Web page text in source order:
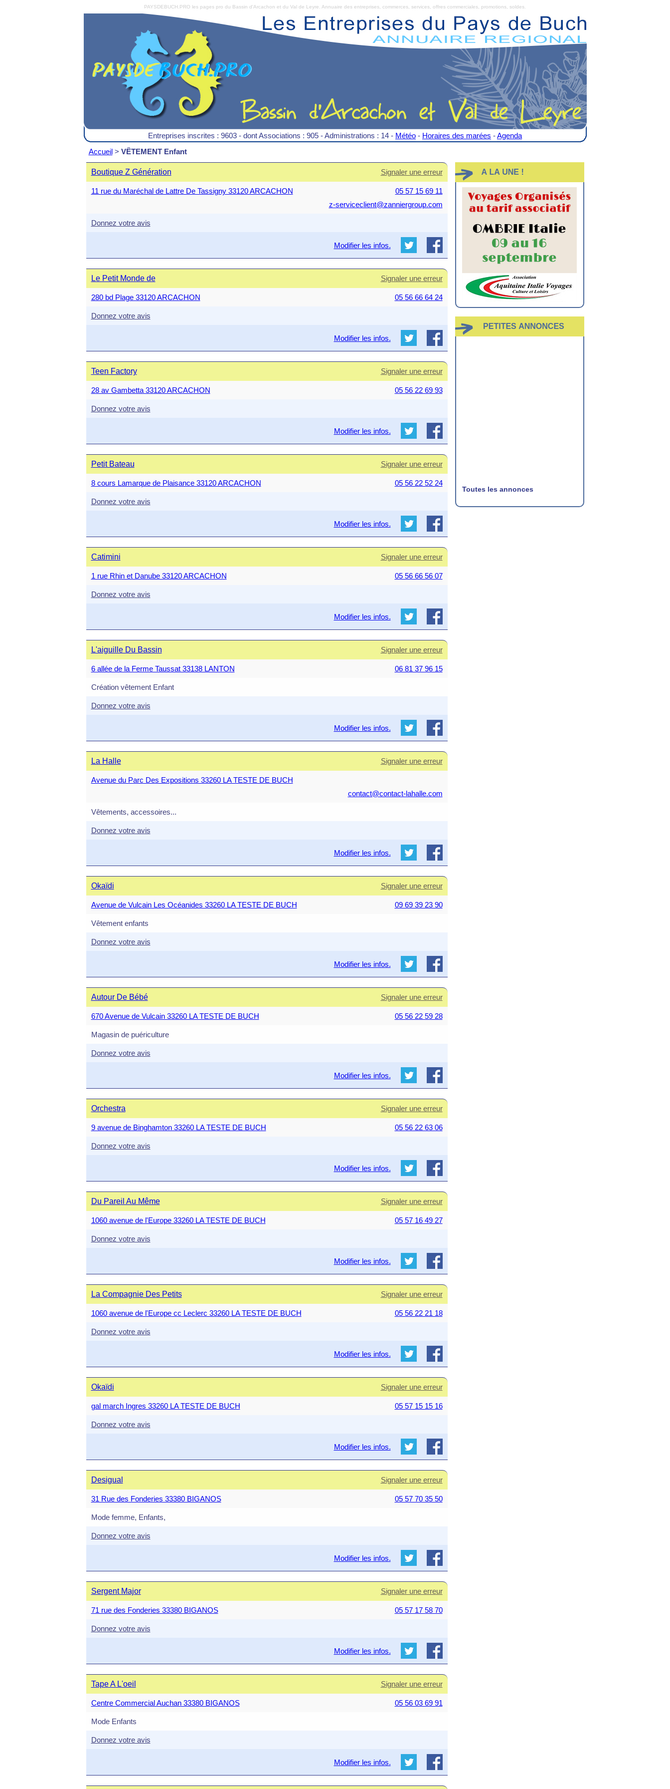
PAYSDEBUCH.PRO les pages pro du Bassin d'Arcachon et du Val de Leyre. Annuaire des entreprises, commerces, services, offres commerciales, promotions, soldes.
Entreprises inscrites : 9603 - dont Associations : 905 - Administrations : 14 - Météo - Horaires des marées -Agenda
Accueil> VÊTEMENT Enfant
Boutique Z Génération Signaler une erreur
11 rue du Maréchal de Lattre De Tassigny 33120 ARCACHON
05 57 15 69 11
z-serviceclient@zanniergroup.com
Donnez votre avis
Modifier les infos.
Le Petit Monde de Signaler une erreur
280 bd Plage 33120 ARCACHON 05 56 66 64 24
Donnez votre avis
Modifier les infos.
Teen Factory Signaler une erreur
28 av Gambetta 33120 ARCACHON 05 56 22 69 93
Donnez votre avis
Modifier les infos.
Petit Bateau Signaler une erreur
8 cours Lamarque de Plaisance 33120 ARCACHON 05 56 22 52 24
Donnez votre avis
Modifier les infos.
Catimini Signaler une erreur
1 rue Rhin et Danube 33120 ARCACHON 05 56 66 56 07
Donnez votre avis
Modifier les infos.
L'aiguille Du Bassin Signaler une erreur
6 allée de la Ferme Taussat 33138 LANTON 06 81 37 96 15
Création vêtement Enfant
Donnez votre avis
Modifier les infos.
La Halle Signaler une erreur
Avenue du Parc Des Expositions 33260 LA TESTE DE BUCH
contact@contact-lahalle.com
Vêtements, accessoires...
Donnez votre avis
Modifier les infos.
Okaïdi Signaler une erreur
Avenue de Vulcain Les Océanides 33260 LA TESTE DE BUCH 09 69 39 23 90
Vêtement enfants
Donnez votre avis
Modifier les infos.
Autour De Bébé Signaler une erreur
670 Avenue de Vulcain 33260 LA TESTE DE BUCH 05 56 22 59 28
Magasin de puériculture
Donnez votre avis
Modifier les infos.
Orchestra Signaler une erreur
9 avenue de Binghamton 33260 LA TESTE DE BUCH 05 56 22 63 06
Donnez votre avis
Modifier les infos.
Du Pareil Au Même Signaler une erreur
1060 avenue de l'Europe 33260 LA TESTE DE BUCH 05 57 16 49 27
Donnez votre avis
Modifier les infos.
La Compagnie Des Petits Signaler une erreur
1060 avenue de l'Europe cc Leclerc 33260 LA TESTE DE BUCH 05 56 22 21 18
Donnez votre avis
Modifier les infos.
Okaïdi Signaler une erreur
gal march Ingres 33260 LA TESTE DE BUCH 05 57 15 15 16
Donnez votre avis
Modifier les infos.
Desigual Signaler une erreur
31 Rue des Fonderies 33380 BIGANOS 05 57 70 35 50
Mode femme, Enfants,
Donnez votre avis
Modifier les infos.
Sergent Major Signaler une erreur
71 rue des Fonderies 33380 BIGANOS 05 57 17 58 70
Donnez votre avis
Modifier les infos.
Tape A L'oeil Signaler une erreur
Centre Commercial Auchan 33380 BIGANOS 05 56 03 69 91
Mode Enfants
Donnez votre avis
Modifier les infos.